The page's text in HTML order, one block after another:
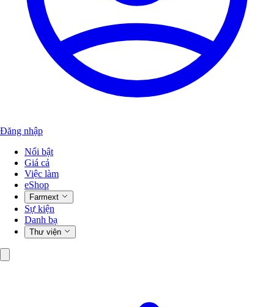
Đăng nhập
Nổi bật
Giá cả
Việc làm
eShop
Farmext
Sự kiện
Danh bạ
Thư viện